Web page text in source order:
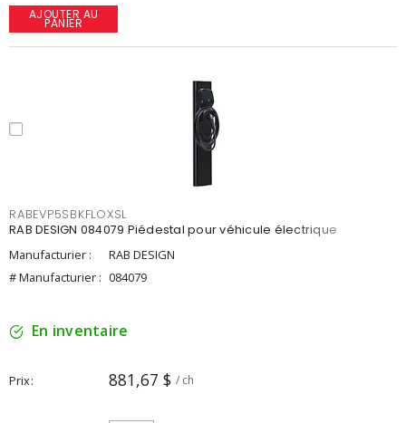
AJOUTER AU
PANIER
RABEVP5SBKFLOXSL
RAB DESIGN 084079 Piédestal pour véhicule électrique
Manufacturier :
RAB DESIGN
# Manufacturier : 084079
En inventaire
Prix 881,67 $ / ch